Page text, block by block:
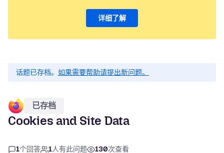
详细了解
话题已存档。 如果需要帮助请提出新问题。
已存档
Cookies and Site Data
1个回答 1人有此问题 130次查看